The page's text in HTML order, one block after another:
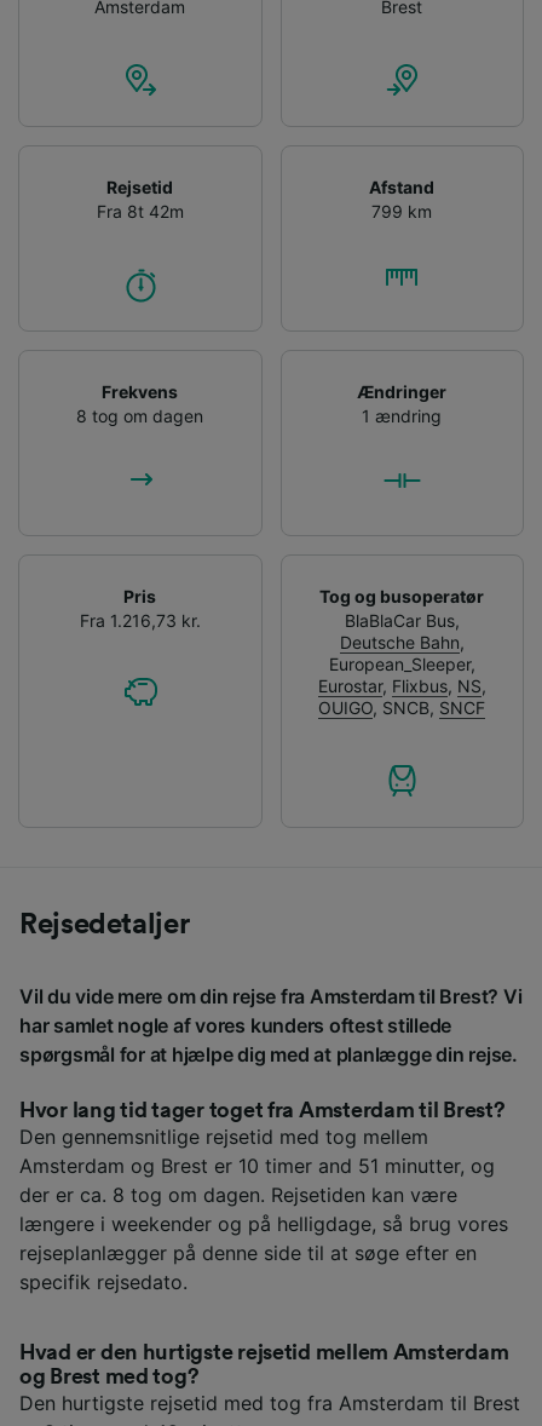
Amsterdam
Brest
Rejsetid
Fra 8t 42m
Afstand
799 km
Frekvens
8 tog om dagen
Ændringer
1 ændring
Pris
Fra 1.216,73 kr.
Tog og busoperatør
BlaBlaCar Bus,
Deutsche Bahn,
European_Sleeper,
Eurostar, Flixbus, NS,
OUIGO, SNCB, SNCF
Rejsedetaljer
Vil du vide mere om din rejse fra Amsterdam til Brest? Vi
har samlet nogle af vores kunders oftest stillede
spørgsmål for at hjælpe dig med at planlægge din rejse.
Hvor lang tid tager toget fra Amsterdam til Brest?
Den gennemsnitlige rejsetid med tog mellem
Amsterdam og Brest er 10 timer and 51 minutter, og
der er ca. 8 tog om dagen. Rejsetiden kan være
længere i weekender og på helligdage, så brug vores
rejseplanlægger på denne side til at søge efter en
specifik rejsedato.
Hvad er den hurtigste rejsetid mellem Amsterdam
og Brest med tog?
Den hurtigste rejsetid med tog fra Amsterdam til Brest
Opbevare og/eller tilgå oplysninger på en
målgruppeundersøgelser og udvikling af
Liste over partnere (leverandører)